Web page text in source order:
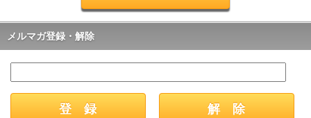
メルマガ登録・解除